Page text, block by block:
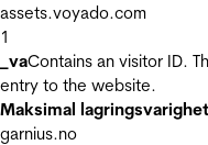
assets.voyado.com
1
_vaContains an visitor ID.
entry to the website.
Maksimal lagringsvarighet
garnius.no